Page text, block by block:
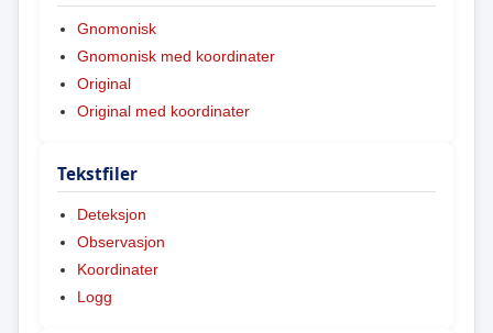
Gnomonisk
Gnomonisk med koordinater
Original
Original med koordinater
Tekstfiler
Deteksjon
Observasjon
Koordinater
Logg